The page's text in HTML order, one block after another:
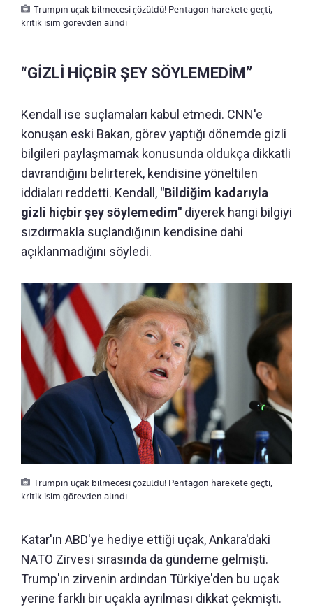
Trumpın uçak bilmecesi çözüldü! Pentagon harekete geçti,
kritik isim görevden alındı
“GİZLİ HİÇBİR ŞEY SÖYLEMEDİM”
Kendall ise suçlamaları kabul etmedi. CNN'e
konuşan eski Bakan, görev yaptığı dönemde gizli
bilgileri paylaşmamak konusunda oldukça dikkatli
davrandığını belirterek, kendisine yöneltilen
iddiaları reddetti. Kendall, "Bildiğim kadarıyla
gizli hiçbir şey söylemedim" diyerek hangi bilgiyi
sızdırmakla suçlandığının kendisine dahi
açıklanmadığını söyledi.
Trumpın uçak bilmecesi çözüldü! Pentagon harekete geçti,
kritik isim görevden alındı
Katar'ın ABD'ye hediye ettiği uçak, Ankara'daki
NATO Zirvesi sırasında da gündeme gelmişti.
Trump'ın zirvenin ardından Türkiye'den bu uçak
yerine farklı bir uçakla ayrılması dikkat çekmişti.